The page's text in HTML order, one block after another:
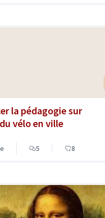
la pédagogie sur
vélo en ville
5 8